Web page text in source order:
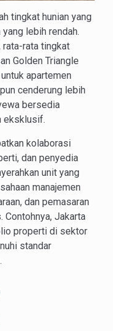
tingkat hunian yang
lebih rendah.
rata-rata tingkat
Golden Triangle
apartemen
cenderung lebih
bersedia
eksklusif.
kolaborasi
dan penyedia
unit yang
manajemen
dan pemasaran
Contohnya, Jakarta
properti di sektor
standar